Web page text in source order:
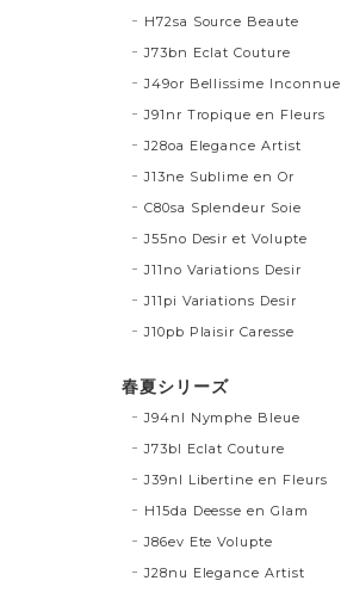
H72sa Source Beaute
J73bn Eclat Couture
J49or Bellissime Inconnue
J91nr Tropique en Fleurs
J28oa Elegance Artist
J13ne Sublime en Or
C80sa Splendeur Soie
J55no Desir et Volupte
J11no Variations Desir
J11pi Variations Desir
J10pb Plaisir Caresse
春夏シリーズ
J94nl Nymphe Bleue
J73bl Eclat Couture
J39nl Libertine en Fleurs
H15da Deesse en Glam
J86ev Ete Volupte
J28nu Elegance Artist